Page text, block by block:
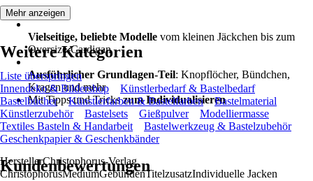
Vielseitige, beliebte Modelle vom kleinen Jäckchen bis zum
Oversize-Cardigan
Ausführlicher Grundlagen-Teil: Knopflöcher, Bündchen,
Kragen und mehr
Mit Tipps und Trickszum Individualisieren
HerstellerChristophorus-Verlag
ChristophorusMediumGebundenTitelzusatzIndividuelle Jacken
Mehr anzeigen
Weitere Kategorien
Liste überspringen
Innendeko & Bildershop
Künstlerbedarf & Bastelbedarf
Bastelbücher
Künstlerfarben & Bastelfarben
Bastelmaterial
Künstlerzubehör
Bastelsets Gießpulver
Modelliermasse
Textiles Basteln & Handarbeit
Bastelwerkzeug & Bastelzubehör
Geschenkpapier & Geschenkbänder
Kundenbewertungen